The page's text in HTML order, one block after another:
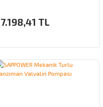
7.198,41 TL